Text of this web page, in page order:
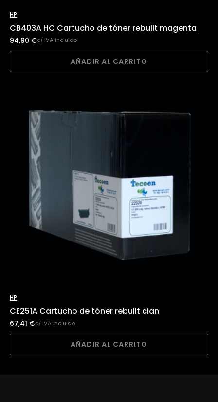
HP
CB403A HC Cartucho de tóner rebuilt magenta
94,90 €c/ IVA incluido
AÑADIR AL CARRITO
HP
CE251A Cartucho de tóner rebuilt cian
67,41 €c/ IVA incluido
AÑADIR AL CARRITO